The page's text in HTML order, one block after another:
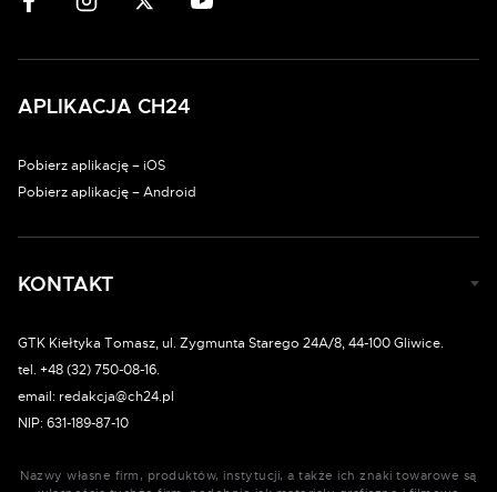
APLIKACJA CH24
Pobierz aplikację – iOS
Pobierz aplikację – Android
KONTAKT
GTK Kiełtyka Tomasz, ul. Zygmunta Starego 24A/8, 44-100 Gliwice.
tel. +48 (32) 750-08-16.
email: redakcja@ch24.pl
NIP: 631-189-87-10
Nazwy własne firm, produktów, instytucji, a także ich znaki towarowe są